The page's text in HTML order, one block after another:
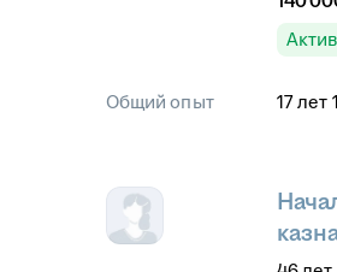
Общий опыт 17лет 1